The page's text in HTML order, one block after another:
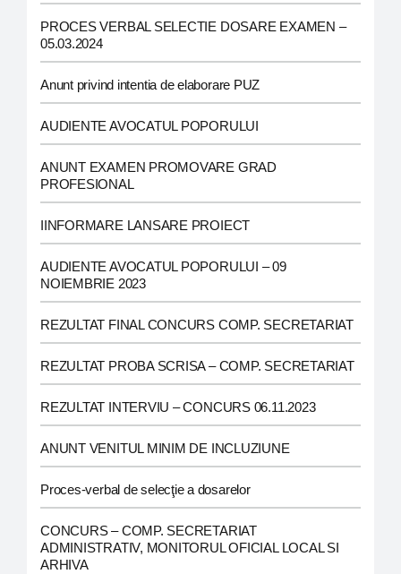
PROCES VERBAL SELECTIE DOSARE EXAMEN –
05.03.2024
Anunt privind intentia de elaborare PUZ
AUDIENTE AVOCATUL POPORULUI
ANUNT EXAMEN PROMOVARE GRAD
PROFESIONAL
IINFORMARE LANSARE PROIECT
AUDIENTE AVOCATUL POPORULUI – 09
NOIEMBRIE 2023
REZULTAT FINAL CONCURS COMP. SECRETARIAT
REZULTAT PROBA SCRISA – COMP. SECRETARIAT
REZULTAT INTERVIU – CONCURS 06.11.2023
ANUNT VENITUL MINIM DE INCLUZIUNE
Proces-verbal de selecţie a dosarelor
CONCURS – COMP. SECRETARIAT
ADMINISTRATIV, MONITORUL OFICIAL LOCAL SI
ARHIVA